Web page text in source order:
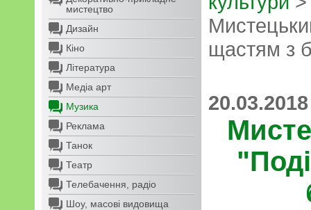
мистецтво
Дизайн
Кіно
Література
Медіа арт
Музика
Реклама
Танок
Театр
Телебачення, радіо
Шоу, масові видовища
щастям з